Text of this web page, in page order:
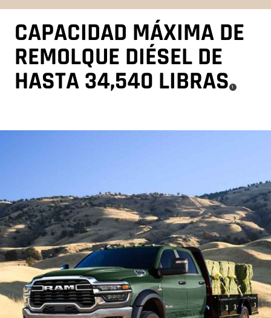
CAPACIDAD MÁXIMA DE
REMOLQUE DIÉSEL DE
HASTA 34,540 LIBRAS ( Disclosure
1 )